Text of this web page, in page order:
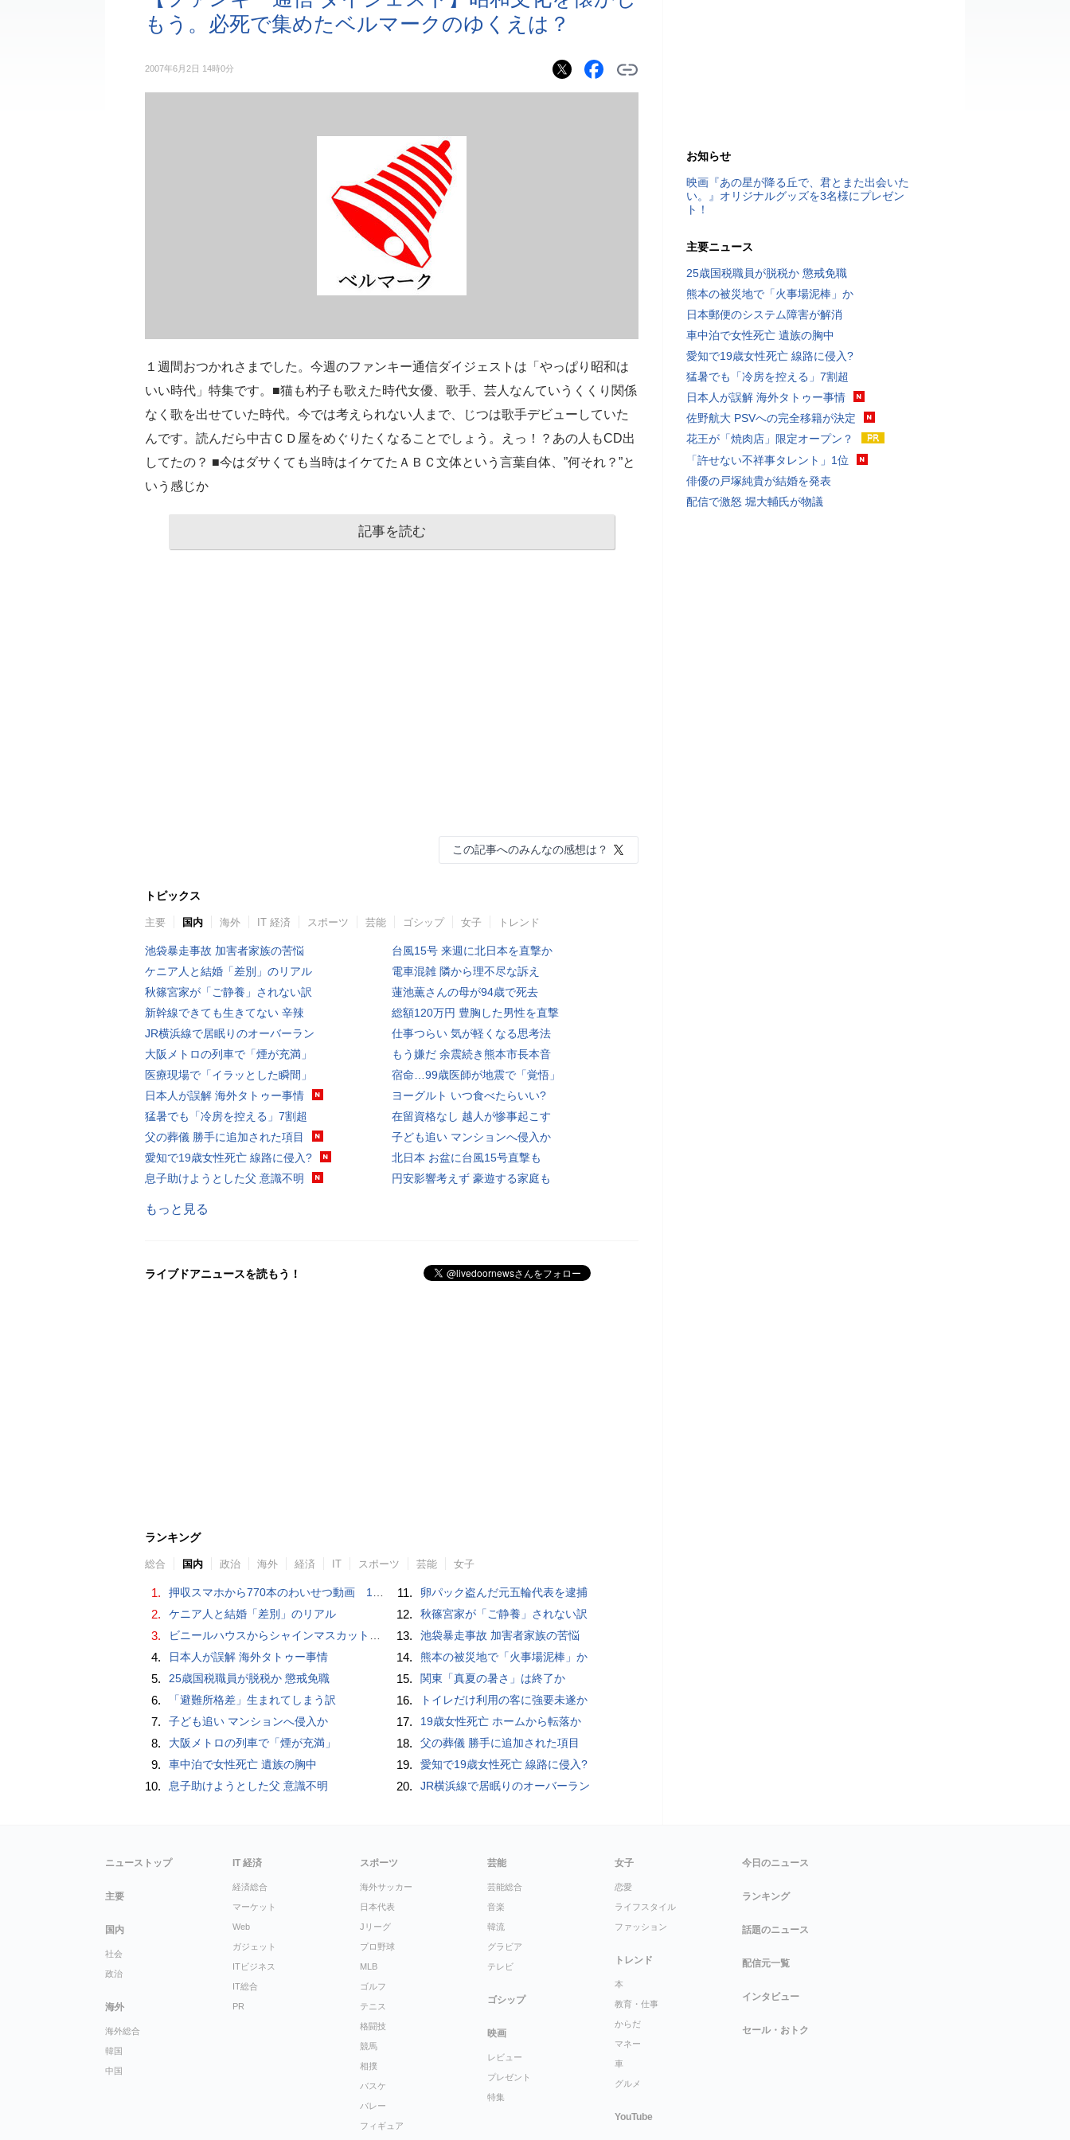
もう。必死で集めたベルマークのゆくえは？
2007年6月2日 14時0分
１週間おつかれさまでした。今週のファンキー通信ダイジェストは「やっぱり昭和は
いい時代」特集です。■猫も杓子も歌えた時代女優、歌手、芸人なんていうくくり関係
なく歌を出せていた時代。今では考えられない人まで、じつは歌手デビューしていた
んです。読んだら中古ＣＤ屋をめぐりたくなることでしょう。えっ！？あの人もCD出
してたの？ ■今はダサくても当時はイケてたＡＢＣ文体という言葉自体、”何それ？”と
いう感じか
記事を読む
この記事へのみんなの感想は？
トピックス
主要 国内 海外 IT 経済 スポーツ 芸能 ゴシップ 女子 トレンド
池袋暴走事故 加害者家族の苦悩
ケニア人と結婚「差別」のリアル
秋篠宮家が「ご静養」されない訳
新幹線できても生きてない 辛辣
JR横浜線で居眠りのオーバーラン
大阪メトロの列車で「煙が充満」
医療現場で「イラッとした瞬間」
日本人が誤解 海外タトゥー事情
猛暑でも「冷房を控える」7割超
父の葬儀 勝手に追加された項目
愛知で19歳女性死亡 線路に侵入?
息子助けようとした父 意識不明
台風15号 来週に北日本を直撃か
電車混雑 隣から理不尽な訴え
蓮池薫さんの母が94歳で死去
総額120万円 豊胸した男性を直撃
仕事つらい 気が軽くなる思考法
もう嫌だ 余震続き熊本市長本音
宿命…99歳医師が地震で「覚悟」
ヨーグルト いつ食べたらいい?
在留資格なし 越人が惨事起こす
子ども追い マンションへ侵入か
北日本 お盆に台風15号直撃も
円安影響考えず 豪遊する家庭も
もっと見る
ライブドアニュースを読もう！
ランキング
総合 国内 政治 海外 経済 IT スポーツ 芸能 女子
1. 押収スマホから770本のわいせつ動画 15歳少女に酒と薬飲ませ性的暴行か 54歳男を再逮捕 「薬もありますよ」とSNSで誘い出し
2. ケニア人と結婚「差別」のリアル
3. ビニールハウスからシャインマスカット約200房を盗んだ疑い ネットで販売か 無職の男（42）逮捕 岡山県警
4. 日本人が誤解 海外タトゥー事情
5. 25歳国税職員が脱税か 懲戒免職
6. 「避難所格差」生まれてしまう訳
7. 子ども追い マンションへ侵入か
8. 大阪メトロの列車で「煙が充満」
9. 車中泊で女性死亡 遺族の胸中
10. 息子助けようとした父 意識不明
11. 卵パック盗んだ元五輪代表を逮捕
12. 秋篠宮家が「ご静養」されない訳
13. 池袋暴走事故 加害者家族の苦悩
14. 熊本の被災地で「火事場泥棒」か
15. 関東「真夏の暑さ」は終了か
16. トイレだけ利用の客に強要未遂か
17. 19歳女性死亡 ホームから転落か
18. 父の葬儀 勝手に追加された項目
19. 愛知で19歳女性死亡 線路に侵入?
20. JR横浜線で居眠りのオーバーラン
お知らせ
映画『あの星が降る丘で、君とまた出会いた
い。』オリジナルグッズを3名様にプレゼン
ト！
主要ニュース
25歳国税職員が脱税か 懲戒免職
熊本の被災地で「火事場泥棒」か
日本郵便のシステム障害が解消
車中泊で女性死亡 遺族の胸中
愛知で19歳女性死亡 線路に侵入?
猛暑でも「冷房を控える」7割超
日本人が誤解 海外タトゥー事情
佐野航大 PSVへの完全移籍が決定
花王が「焼肉店」限定オープン？
「許せない不祥事タレント」1位
俳優の戸塚純貴が結婚を発表
配信で激怒 堀大輔氏が物議
ニューストップ
主要
国内
社会
政治
海外
海外総合
韓国
中国
IT 経済
経済総合
マーケット
Web
ガジェット
ITビジネス
IT総合
PR
スポーツ
海外サッカー
日本代表
Jリーグ
プロ野球
MLB
ゴルフ
テニス
格闘技
競馬
相撲
バスケ
バレー
フィギュア
芸能
芸能総合
音楽
韓流
グラビア
テレビ
ゴシップ
映画
レビュー
プレゼント
特集
女子
恋愛
ライフスタイル
ファッション
トレンド
本
教育・仕事
からだ
マネー
車
グルメ
YouTube
今日のニュース
ランキング
話題のニュース
配信元一覧
インタビュー
セール・おトク